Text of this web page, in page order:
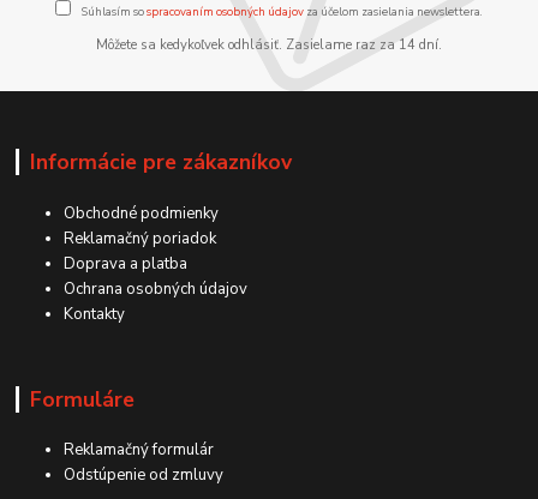
Súhlasím sospracovaním osobných údajov za účelom zasielania newslettera.
Môžete sa kedykoľvek odhlásiť. Zasielame raz za 14 dní.
Informácie pre zákazníkov
Obchodné podmienky
Reklamačný poriadok
Doprava a platba
Ochrana osobných údajov
Kontakty
Formuláre
Reklamačný formulár
Odstúpenie od zmluvy